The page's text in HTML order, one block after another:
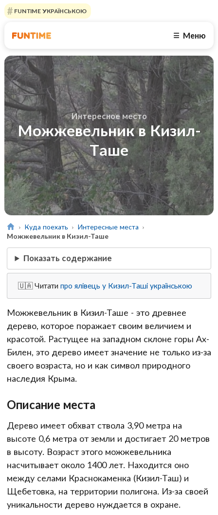
FUNTIME УКРАЇНСЬКОЮ
☰ Меню
Интересное место
Можжевельник в Кизил-
Таше
Куда поехать
Интересные места
Можжевельник в Кизил-Таше
Показать содержание
🇺🇦 Читатипро ялівець у Кизил-Таші українською
Можжевельник в Кизил-Таше - это древнее
дерево, которое поражает своим величием и
красотой. Растущее на западном склоне горы Ах-
Билен, это дерево имеет значение не только из-за
своего возраста, но и как символ природного
наследия Крыма.
Описание места
Дерево имеет обхват ствола 3,90 метра на
высоте 0,6 метра от земли и достигает 20 метров
в высоту. Возраст этого можжевельника
насчитывает около 1400 лет. Находится оно
между селами Краснокаменка (Кизил-Таш) и
Щебетовка, на территории полигона. Из-за своей
уникальности дерево нуждается в охране.